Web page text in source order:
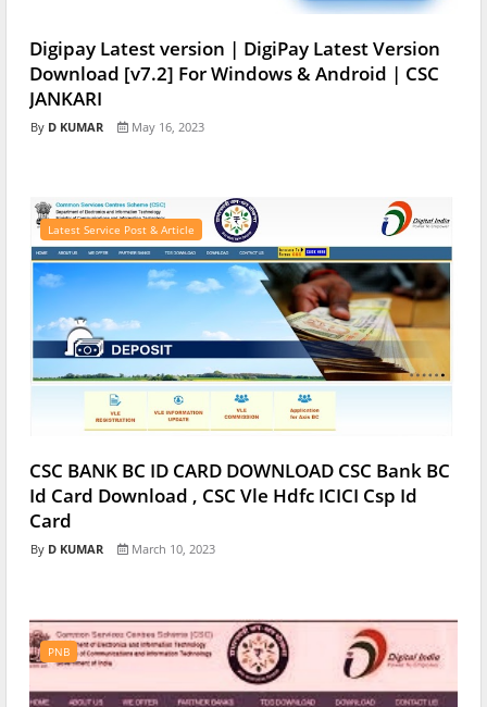
Digipay Latest version | DigiPay Latest Version
Download [v7.2] For Windows & Android | CSC
JANKARI
D KUMAR May 16, 2023
Latest Service Post & Article
CSC BANK BC ID CARD DOWNLOAD CSC Bank BC
Id Card Download , CSC Vle Hdfc ICICI Csp Id
Card
D KUMAR March 10, 2023
PNB